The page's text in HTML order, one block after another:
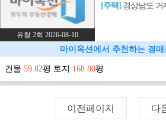
유찰 2회 2026-08-10
[주택] 경상남도 거
마이옥션에서 추천하는 경
건물 59.82평 토지 168.80평
이전페이지 다